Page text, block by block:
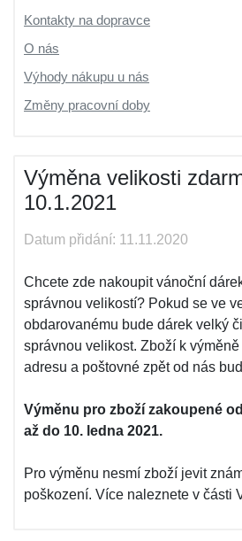
Kontakty na dopravce
O nás
Výhody nákupu u nás
Změny pracovní doby
Výměna velikosti
10.1.2021
Datum přidání: 11.11.2020
Chcete zde nakoupit vánoční
správnou velikostí? Pokud se ve
obdarovanému bude dárek velký
správnou velikost. Zboží k
adresu a poštovné zpět od nás
Výměnu pro zboží zakoupené
až do 10. ledna 2021.
Pro výměnu nesmí zboží jevit
poškození. Více naleznete v části